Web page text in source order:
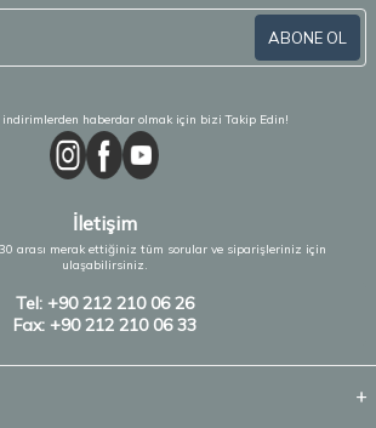
ABONE OL
indirimlerden haberdar olmak için bizi Takip Edin!
İletişim
arası merak ettiğiniz tüm sorular ve siparişleriniz için
ulaşabilirsiniz.
Tel: +90 212 210 06 26
Fax: +90 212 210 06 33